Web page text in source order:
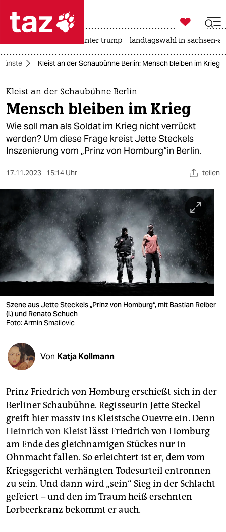
 taz zahl ich
taz zahl ich
themen
politik
öko
gesellschaft
sport
berlin
nord
wahrheit
verlag
verlag
shop
fragen & hilfe
unterstützen
abo
genossenschaft
epaper login

taz zahl ich
usa unter trump landtagswahl in sachsen-
Künste Kleist an der Schaubühne Berlin: Mensch bleiben im Krieg
Kleist an der Schaubühne Berlin
Mensch bleiben im Krieg
Wie soll man als Soldat im Krieg nicht verrückt
werden? Um diese Frage kreist Jette Steckels
Inszenierung vom „Prinz von Homburg“in Berlin.
17.11.2023 15:14 Uhr teilen
Szene aus Jette Steckels „Prinz von Homburg“, mit Bastian Reiber
(l.) und Renato Schuch
Foto: Armin Smailovic
Von Katja Kollmann
Prinz Friedrich von Homburg erschießt sich in der
Berliner Schaubühne. Regisseurin Jette Steckel
greift hier massiv ins Kleistsche Ouevre ein. Denn
Heinrich von Kleist lässt Friedrich von Homburg
am Ende des gleichnamigen Stückes nur in
Ohnmacht fallen. So erleichtert ist er, dem vom
Kriegsgericht verhängten Todesurteil entronnen
zu sein. Und dann wird „sein“ Sieg in der Schlacht
gefeiert – und den im Traum heiß ersehnten
Lorbeerkranz bekommt er auch.